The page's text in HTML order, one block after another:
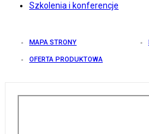
Szkolenia i konferencje
MAPA STRONY
OFERTA PRODUKTOWA